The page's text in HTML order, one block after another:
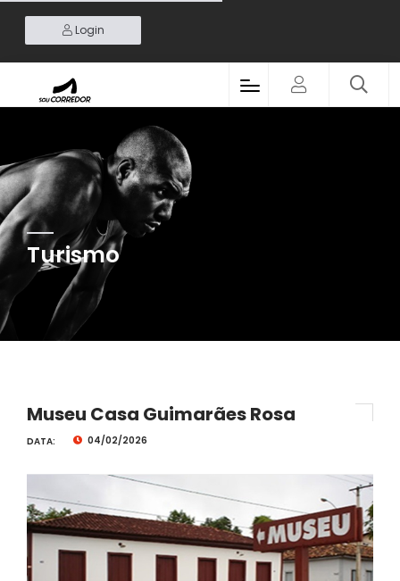
Login
Turismo
Museu Casa Guimarães Rosa
DATA: 04/02/2026